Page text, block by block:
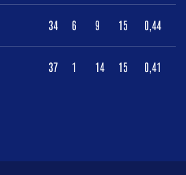
34 6 9 15 0,44
37 1 14 15 0,41